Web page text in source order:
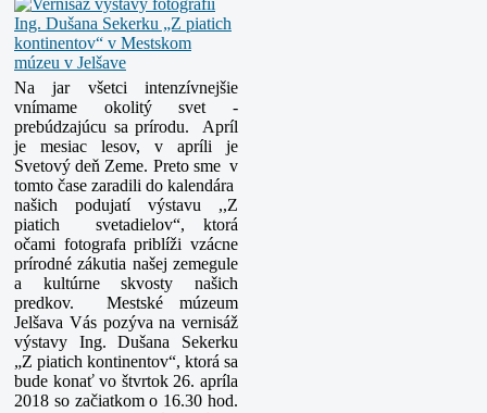
Na jar všetci intenzívnejšie
vnímame okolitý svet -
prebúdzajúcu sa prírodu. Apríl
je mesiac lesov, v apríli je
Svetový deň Zeme. Preto sme v
tomto čase zaradili do kalendára
našich podujatí výstavu ,,Z
piatich svetadielov“, ktorá
očami fotografa priblíži vzácne
prírodné zákutia našej zemegule
a kultúrne skvosty našich
predkov. Mestské múzeum
Jelšava Vás pozýva na vernisáž
výstavy Ing. Dušana Sekerku
„Z piatich kontinentov“, ktorá sa
bude konať vo štvrtok 26. apríla
2018 so začiatkom o 16.30 hod.